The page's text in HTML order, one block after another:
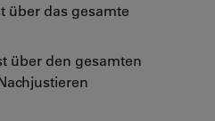
über das gesamte
über den gesamten